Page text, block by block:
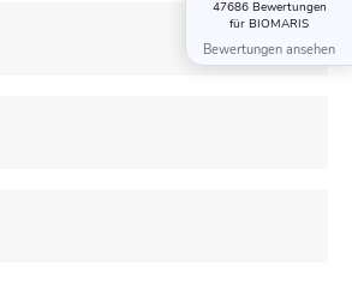
47686 Bewertungen
für BIOMARIS
Bewertungen ansehen